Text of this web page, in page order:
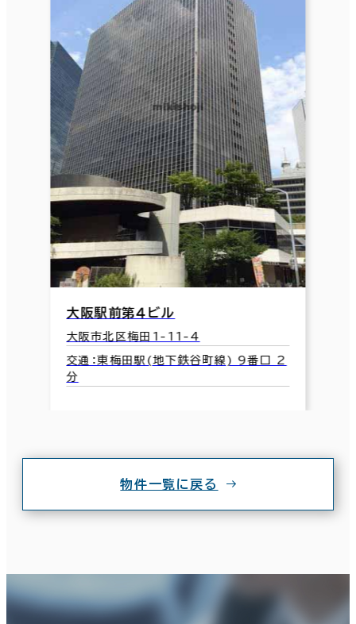
大阪駅前第４ビル
大阪市北区梅田1-11-4
交通：東梅田駅(地下鉄谷町線) 9番口 2
分
物件一覧に戻る